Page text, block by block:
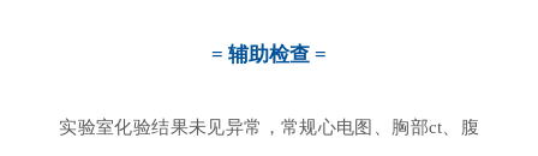
= 辅助检查 =
实验室化验结果未见异常，常规心电图、胸部ct、腹